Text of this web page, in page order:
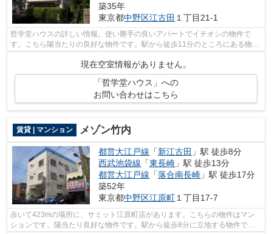
築35年
東京都中野区江古田 １丁目21-1
哲学堂ハウスの詳しい情報。使い勝手の良いアパートでイチオシの物件で
す。こちら陽当たりの良好な物件です。駅から徒歩11分のところにある物件
現在空室情報がありません。
「哲学堂ハウス」への
お問い合わせはこちら
賃貸 | マンション メゾン竹内
都営大江戸線 「新江古田 」駅 徒歩8分
西武池袋線 「東長崎 」駅 徒歩13分
都営大江戸線 「落合南長崎 」駅 徒歩17分
築52年
東京都中野区江原町１丁目17-7
歩いて423mの場所に、サミット江原町店があります。こちらの物件はマン
ションです。陽当たり良好な物件です。駅から徒歩8分に立地する物件で